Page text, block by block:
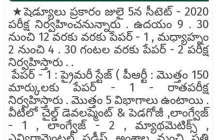
★షెడ్యూలు ప్రకారం జులై 5న సీటెట్ - 2020
పరీక్ష నిర్వహించనున్నారు . ఉదయం 9 . 30
నుంచి 12 వరకు వరకు పేపర్ - 1 , మధ్యాహ్నం
2 నుంచి 4 . 30 గంటల వరకు పేపర్ - 2 పరీక్ష
నిర్వహిస్తారు . .
పేపర్ - 1 : ప్రైమరీ స్టేజ్ ( పీఆర్టీ : మొత్తం 150
మార్కులకు పేపర్ - 1 - రాతపరీక్ష
నిర్వహిస్తారు . మొత్తం 5 విభాగాలు ఉంటాయి .
వీటిలో చైల్డ్ డెవలప్మెంట్ & పెడగోజీ ,లాంగ్వేజ్
- 1 , లాంగ్వేజ్ - 2 , మ్యాథమెటిక్స్ ,